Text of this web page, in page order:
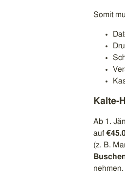
Somit
Kalte-
Ab 1.
auf
(z. B.
nehmen.